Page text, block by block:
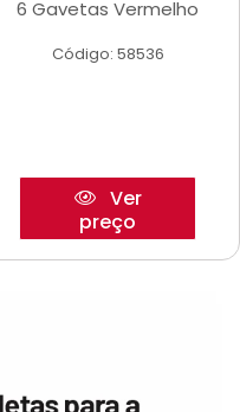
6 Gavetas Vermelho
Código: 58536
Ver
preço